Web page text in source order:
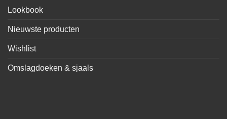
Lookbook
Nieuwste producten
Wishlist
Omslagdoeken & sjaals